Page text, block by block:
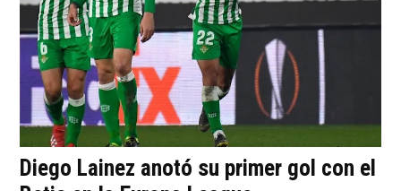
Diego Lainez anotó su primer gol con el